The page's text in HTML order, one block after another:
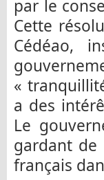
par le
Cette
Cédéao,
«
a des
Le
gardant de
français